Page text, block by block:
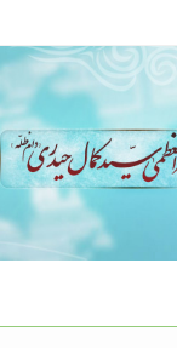
برگه نمونه بلاگ پرداخت